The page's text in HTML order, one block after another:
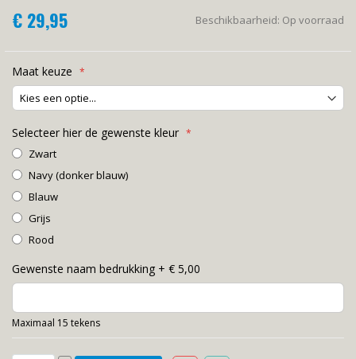
€ 29,95 Beschikbaarheid: Op voorraad
Maat keuze
Selecteer hier de gewenste kleur
Zwart
Navy (donker blauw)
Blauw
Grijs
Rood
Gewenste naam bedrukking + € 5,00
Maximaal 15 tekens